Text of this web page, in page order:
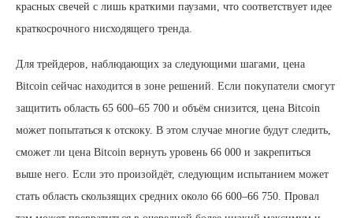
красных свечей с лишь краткими паузами, что соответствует идее
краткосрочного нисходящего тренда.
Для трейдеров, наблюдающих за следующими шагами, цена
Bitcoin сейчас находится в зоне решений. Если покупатели смогут
защитить область 65 600–65 700 и объём снизится, цена Bitcoin
может попытаться к отскоку. В этом случае многие будут следить,
сможет ли цена Bitcoin вернуть уровень 66 000 и закрепиться
выше него. Если это произойдёт, следующим испытанием может
стать область скользящих средних около 66 600–66 750. Провал